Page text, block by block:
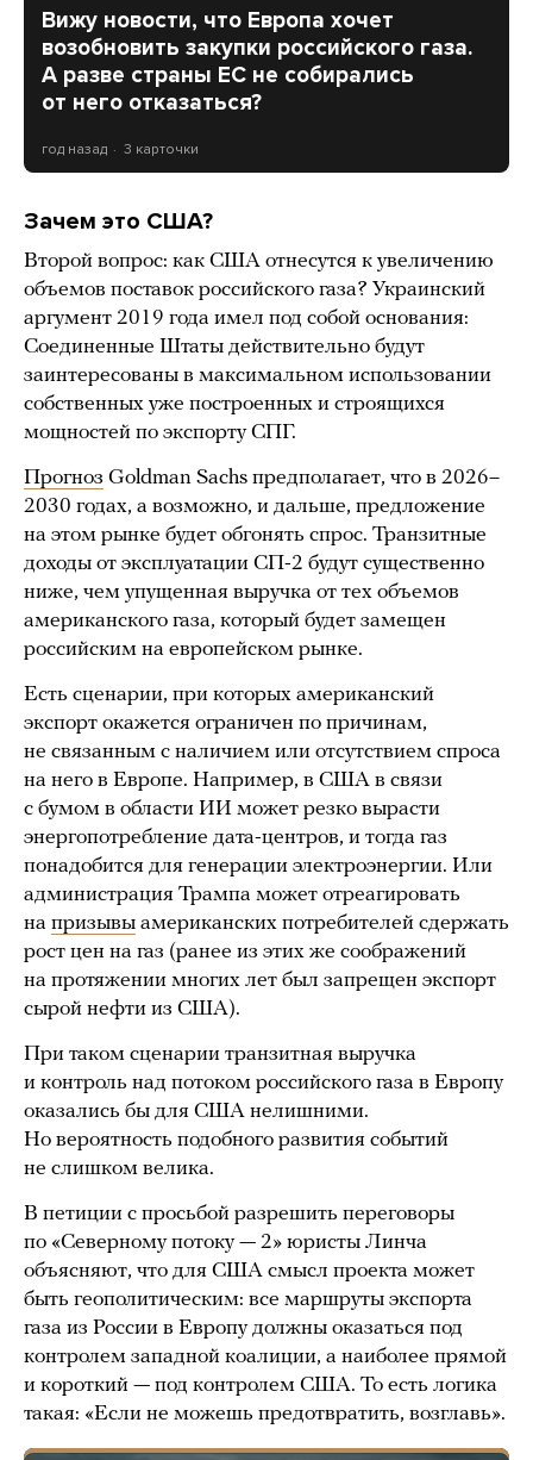
Вижу новости, что Европа хочет
возобновить закупки российского газа.
А разве страны ЕС не собирались
от него отказаться?
год назад 3 карточки
Зачем это США?
Второй вопрос: как США отнесутся к увеличению
объемов поставок российского газа? Украинский
аргумент 2019 года имел под собой основания:
Соединенные Штаты действительно будут
заинтересованы в максимальном использовании
собственных уже построенных и строящихся
мощностей по экспорту СПГ.
Прогноз Goldman Sachs предполагает, что в 2026–
2030 годах, а возможно, и дальше, предложение
на этом рынке будет обгонять спрос. Транзитные
доходы от эксплуатации СП-2 будут существенно
ниже, чем упущенная выручка от тех объемов
американского газа, который будет замещен
российским на европейском рынке.
Есть сценарии, при которых американский
экспорт окажется ограничен по причинам,
не связанным с наличием или отсутствием спроса
на него в Европе. Например, в США в связи
с бумом в области ИИ может резко вырасти
энергопотребление дата-центров, и тогда газ
понадобится для генерации электроэнергии. Или
администрация Трампа может отреагировать
на призывы американских потребителей сдержать
рост цен на газ (ранее из этих же соображений
на протяжении многих лет был запрещен экспорт
сырой нефти из США).
При таком сценарии транзитная выручка
и контроль над потоком российского газа в Европу
оказались бы для США нелишними.
Но вероятность подобного развития событий
не слишком велика.
В петиции с просьбой разрешить переговоры
по «Северному потоку — 2» юристы Линча
объясняют, что для США смысл проекта может
быть геополитическим: все маршруты экспорта
газа из России в Европу должны оказаться под
контролем западной коалиции, а наиболее прямой
и короткий — под контролем США. То есть логика
такая: «Если не можешь предотвратить, возглавь».